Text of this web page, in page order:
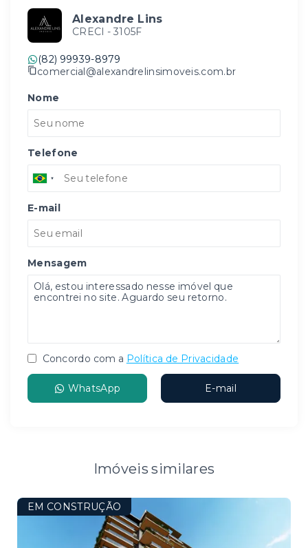
Alexandre Lins
CRECI - 3105F
(82) 99939-8979
comercial@alexandrelinsimoveis.com.br
Nome
Telefone
E-mail
Mensagem
Concordo com a Política de Privacidade
WhatsApp E-mail
Imóveis similares
EM CONSTRUÇÃO